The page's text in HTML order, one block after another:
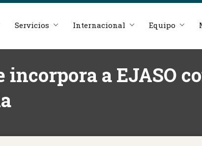
Servicios Internacional Equipo
incorpora a EJASO